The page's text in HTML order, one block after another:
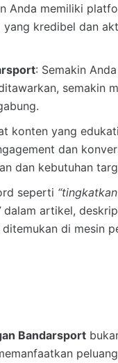
Anda memiliki
kredibel dan
: Semakin
semakin
konten yang
dan
dan kebutuhan
seperti
dalam artikel,
di mesin
Bandarsport